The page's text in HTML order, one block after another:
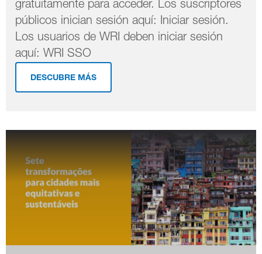
gratuitamente para acceder. Los suscriptores
públicos inician sesión aquí: Iniciar sesión.
Los usuarios de WRI deben iniciar sesión
aquí: WRI SSO
DESCUBRE MÁS